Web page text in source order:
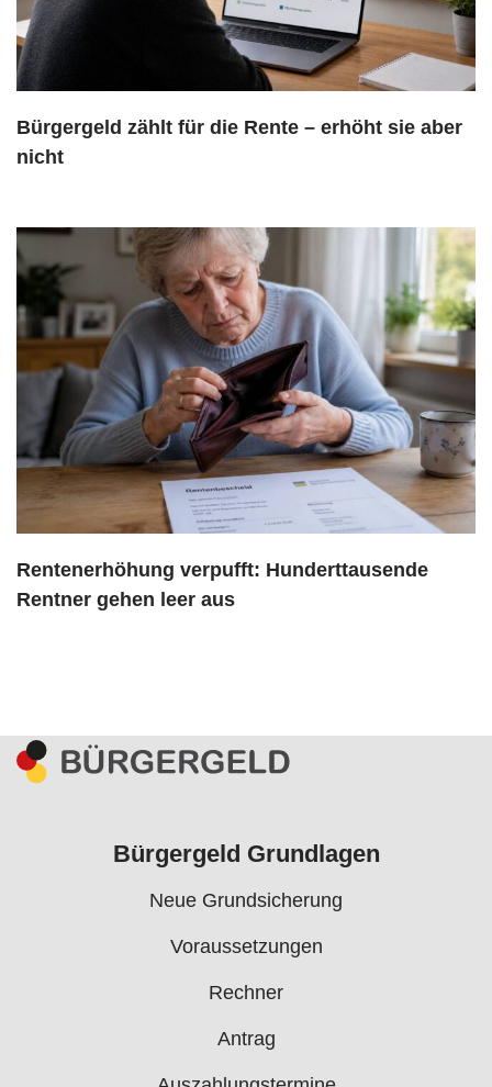
Bürgergeld zählt für die Rente – erhöht sie aber
nicht
Rentenerhöhung verpufft: Hunderttausende
Rentner gehen leer aus
Bürgergeld Grundlagen
Neue Grundsicherung
Voraussetzungen
Rechner
Antrag